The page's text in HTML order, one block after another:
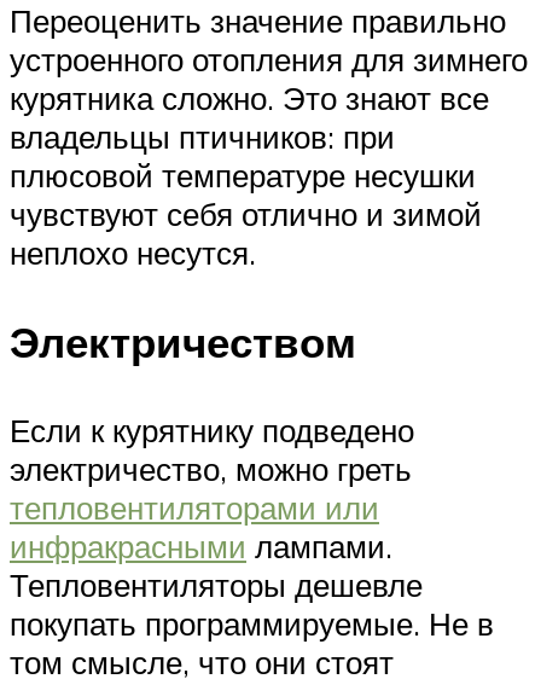
Переоценить значение правильно
устроенного отопления для зимнего
курятника сложно. Это знают все
владельцы птичников: при
плюсовой температуре несушки
чувствуют себя отлично и зимой
неплохо несутся.
Электричеством
Если к курятнику подведено
электричество, можно греть
тепловентиляторами или
инфракрасными лампами.
Тепловентиляторы дешевле
покупать программируемые. Не в
том смысле, что они стоят